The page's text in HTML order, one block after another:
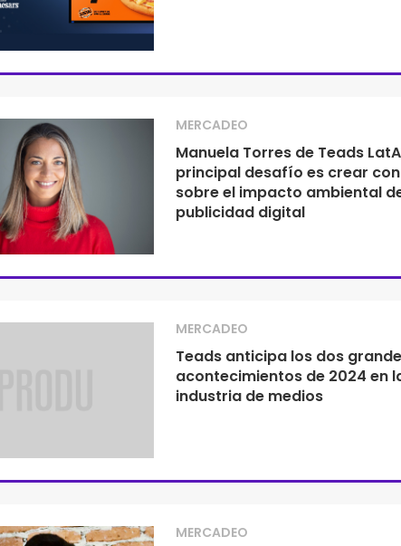
MERCADEO
Manuela Torres de Teads
principal desafío es crear
sobre el impacto ambiental
publicidad digital
MERCADEO
Teads anticipa los dos
acontecimientos de 2024 en
industria de medios
MERCADEO